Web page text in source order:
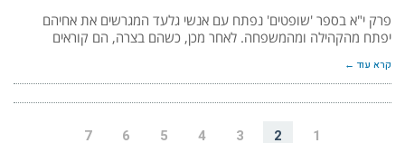
פרק י"א בספר 'שופטים' נפתח עם אנשי גלעד המגרשים את אחיהם
יפתח מהקהילה ומהמשפחה. לאחר מכן, כשהם בצרה, הם קוראים
קרא עוד ←
1
2
3
4
5
6
7